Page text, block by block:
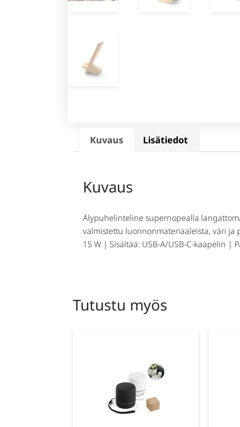
Kuvaus Lisätiedot
Kuvaus
Älypuhelinteline supernopealla
valmistettu luonnonmateriaaleista, väri ja
15 W | Sisältää: USB-A/USB-C-kaapelin |
Tutustu myös